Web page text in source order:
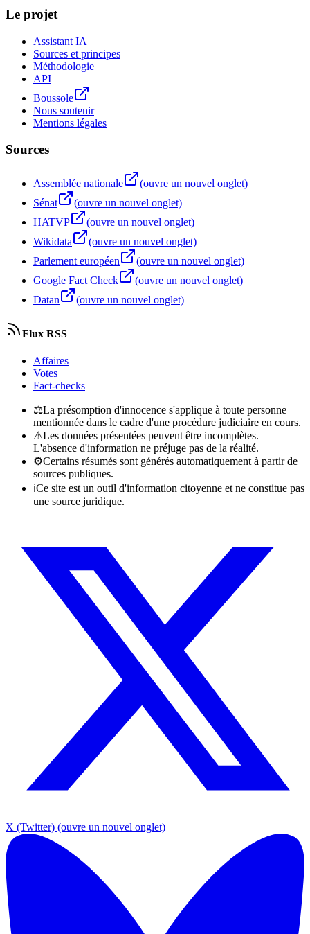
Le projet
Assistant IA
Sources et principes
Méthodologie
API
Boussole
Nous soutenir
Mentions légales
Sources
Assemblée nationale
(ouvre un nouvel onglet)
Sénat
(ouvre un nouvel onglet)
HATVP
(ouvre un nouvel onglet)
Wikidata
(ouvre un nouvel onglet)
Parlement européen
(ouvre un nouvel onglet)
Google Fact Check
(ouvre un nouvel onglet)
Datan
(ouvre un nouvel onglet)
Flux RSS
Affaires
Votes
Fact-checks
⚖La présomption d'innocence s'applique à toute personne
mentionnée dans le cadre d'une procédure judiciaire en cours.
⚠Les données présentées peuvent être incomplètes.
L'absence d'information ne préjuge pas de la réalité.
⚙Certains résumés sont générés automatiquement à partir de
sources publiques.
ℹCe site est un outil d'information citoyenne et ne constitue pas
une source juridique.
X (Twitter) (ouvre un nouvel onglet)